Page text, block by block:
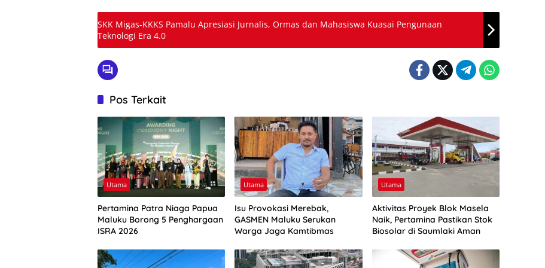
SKK Migas-KKKS Pamalu Apresiasi Jurnalis, Ormas dan Mahasiswa Kuasai Pengunaan
Teknologi Era 4.0
Pos Terkait
Utama
Pertamina Patra Niaga Papua
Maluku Borong 5 Penghargaan
ISRA 2026
Utama
Isu Provokasi Merebak,
GASMEN Maluku Serukan
Warga Jaga Kamtibmas
Utama
Aktivitas Proyek Blok Masela
Naik, Pertamina Pastikan Stok
Biosolar di Saumlaki Aman